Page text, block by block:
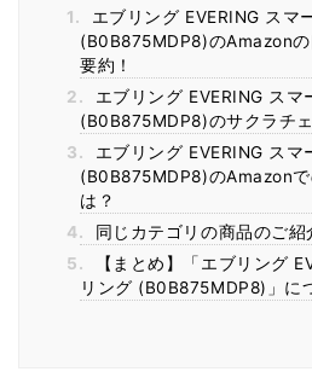
1.
エブリング EVERING スマ
(B0B875MDP8)のAmazon
要約！
2.
エブリング EVERING スマ
(B0B875MDP8)のサクラチ
3.
エブリング EVERING スマ
(B0B875MDP8)のAmazon
は？
4.
同じカテゴリの商品のご紹
5.
【まとめ】「エブリング
リング (B0B875MDP8)」に